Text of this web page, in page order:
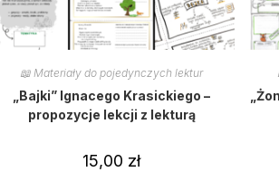
📖 Materiały do pojedynczych lektur
„Bajki” Ignacego Krasickiego –
propozycje lekcji z lekturą
15,00 zł